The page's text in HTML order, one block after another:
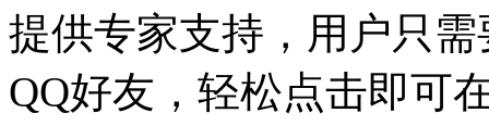
提供专家支持，用户只需
QQ好友，轻松点击即可